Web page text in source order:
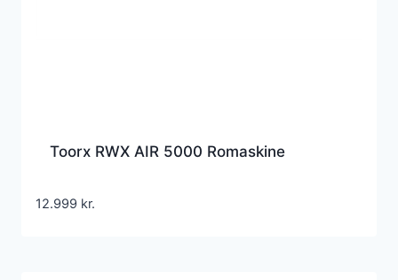
Toorx RWX AIR 5000 Romaskine
12.999 kr.